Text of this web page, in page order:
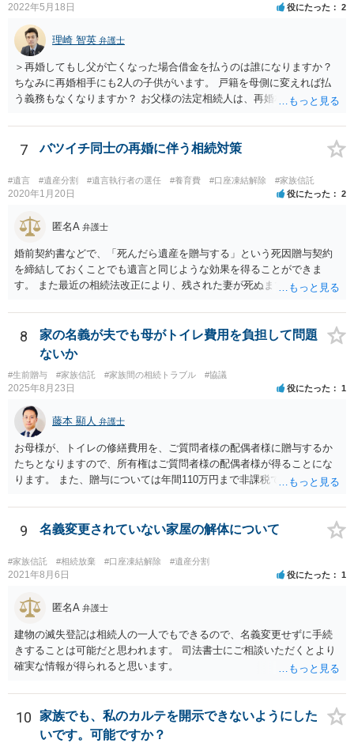
2022年5月18日 役にたった 2
理崎 智英 弁護士
＞再婚してもし父が亡くなった場合借金を払うのは誰になりますか？
ちなみに再婚相手にも2人の子供がいます。 戸籍を母側に変えれば払
う義務もなくなりますか？ お父様の法定相続人は、再婚相手とご相談
戸籍がどこにあるのかは関係ありません。 ただし、お父様が亡くなっ
たことを知ってから３か月以内に家庭裁判所にて「相続放棄」の手続
7 バツイチ同士の再婚に伴う相続対策
#遺言 #遺産分割 #遺言執行者の選任 #養育費 #口座凍結解除 #家族信託
2020年1月20日 役にたった 2
匿名A 弁護士
婚前契約書などで、「死んだら遺産を贈与する」という死因贈与契約
を締結しておくことでも遺言と同じような効果を得ることができま
す。 また最近の相続法改正により、残された妻が死ぬまで家に住み続
で、その制度を活用する方法も考えられます。 もし契約書の作成まで
視野に入れておられる場合は、お近くの弁護士、できれば相続に強い
弁護士にご相談なさるとよいでしょう。
8
家の名義が夫でも母がトイレ費用を負担して問題
ないか
#生前贈与 #家族信託 #家族間の相続トラブル #協議
2025年8月23日 役にたった 1
藤本 顯人 弁護士
お母様が、トイレの修繕費用を、ご質問者様の配偶者様に贈与するか
たちとなりますので、所有権はご質問者様の配偶者様が得ることにな
ります。 また、贈与については年間110万円まで非課税であり、トイ
9 名義変更されていない家屋の解体について
#家族信託 #相続放棄 #口座凍結解除 #遺産分割
2021年8月6日 役にたった 1
匿名A 弁護士
建物の滅失登記は相続人の一人でもできるので、名義変更せずに手続
きすることは可能だと思われます。 司法書士にご相談いただくとより
確実な情報が得られると思います。
10
家族でも、私のカルテを開示できないようにした
いです。可能ですか？